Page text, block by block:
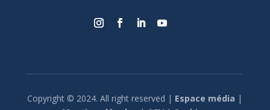
Copyright © 2024. All right reserved | Espace média |